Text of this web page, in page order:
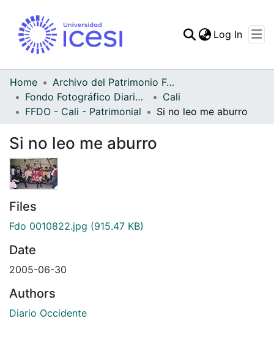
Statistics
Log In
Home
Archivo del Patrimonio Fotográfico y Fílmico del Valle del Cauca
Fondo Fotográfico Diario Occidente
Cali
FFDO - Cali - Patrimonial
Si no leo me aburro
Si no leo me aburro
Files
Fdo 0010822.jpg (915.47 KB)
Date
2005-06-30
Authors
Diario Occidente